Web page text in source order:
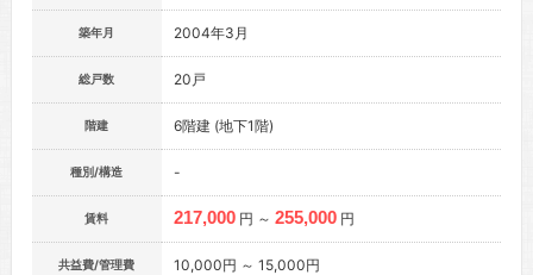
築年月 2004年3月
総戸数 20戸
階建 6階建 (地下1階)
種別/構造 -
賃料 217,000 円 ～ 255,000 円
共益費/管理費 10,000円 ～ 15,000円